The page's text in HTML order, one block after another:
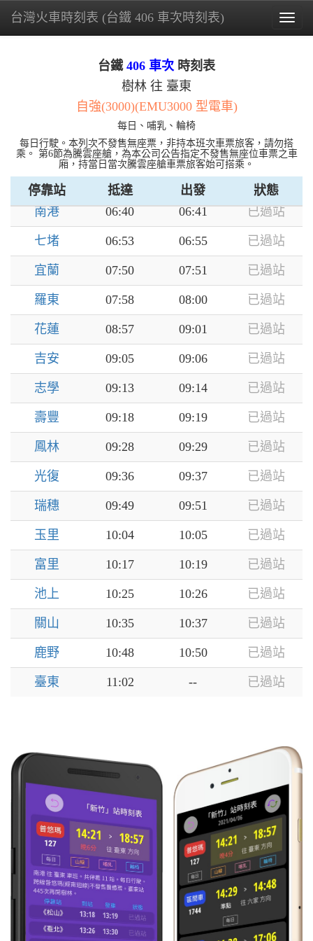
台灣火車時刻表 (台鐵 406 車次時刻表)
台鐵406 車次時刻表
樹林 往 臺東
自強(3000)(EMU3000 型電車)
每日、哺乳、輪椅
每日行駛。本列次不發售無座票，非持本班次車票旅客，請勿搭
乘。 第6節為騰雲座艙，為本公司公告指定不發售無座位車票之車
廂，持當日當次騰雲座艙車票旅客始可搭乘。
停靠站 抵達 出發 狀態
-- 06:10
06:17 06:19
臺北 06:27 06:30 已過站
松山 06:36 06:37 已過站
南港 06:40 06:41 已過站
七堵 06:53 06:55 已過站
宜蘭 07:50 07:51 已過站
羅東 07:58 08:00 已過站
花蓮 08:57 09:01 已過站
吉安 09:05 09:06 已過站
志學 09:13 09:14 已過站
壽豐 09:18 09:19 已過站
鳳林 09:28 09:29 已過站
光復 09:36 09:37 已過站
瑞穗 09:49 09:51 已過站
玉里 10:04 10:05 已過站
富里 10:17 10:19 已過站
池上 10:25 10:26 已過站
關山 10:35 10:37 已過站
鹿野 10:48 10:50 已過站
臺東 11:02 -- 已過站